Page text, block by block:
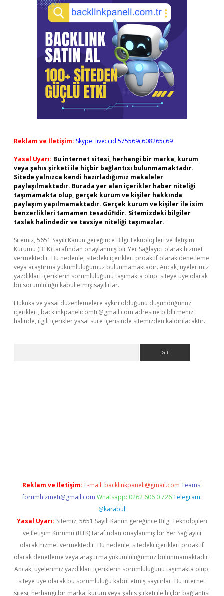
Reklam ve İletişim: Skype: live:.cid.575569c608265c69
Yasal Uyarı: Bu internet sitesi, herhangi bir marka, kurum
veya şahıs şirketi ile hiçbir bağlantısı bulunmamaktadır.
Sitede yalnızca kendi hazırladığımız makaleler
paylaşılmaktadır. Burada yer alan içerikler haber niteliği
taşımamakta olup, gerçek kurum ve kişiler hakkında
paylaşım yapılmamaktadır. Gerçek kurum ve kişiler ile isim
benzerlikleri tamamen tesadüfidir. Sitemizdeki bilgiler
taslak halindedir ve tavsiye niteliği taşımazlar.
Sitemiz, 5651 Sayılı Kanun gereğince Bilgi Teknolojileri ve İletişim
Kurumu (BTK) tarafından onaylanmış bir Yer Sağlayıcı olarak hizmet
vermektedir. Bu nedenle, sitedeki içerikleri proaktif olarak denetleme
veya araştırma yükümlülüğümüz bulunmamaktadır. Ancak, üyelerimiz
yazdıkları içeriklerin sorumluluğunu taşımakta olup, siteye üye olarak
bu sorumluluğu kabul etmiş sayılırlar.
Hukuka ve yasal düzenlemelere aykırı olduğunu düşündüğünüz
içerikleri, backlinkpanelicomtr@gmail.com adresine bildirmeniz
halinde, ilgili içerikler yasal süre içerisinde sitemizden kaldırılacaktır.
Reklam ve İletişim: E-mail: backlinkpaneli@gmail.com Teams:
forumhizmeti@gmail.com Whatsapp: 0262 606 0 726 Telegram:
@karabul
Yasal Uyarı: Sitemiz, 5651 Sayılı Kanun gereğince Bilgi Teknolojileri
ve İletişim Kurumu (BTK) tarafından onaylanmış bir Yer Sağlayıcı
olarak hizmet vermektedir. Bu nedenle, sitedeki içerikleri proaktif
olarak denetleme veya araştırma yükümlülüğümüz bulunmamaktadır.
Ancak, üyelerimiz yazdıkları içeriklerin sorumluluğunu taşımakta olup,
siteye üye olarak bu sorumluluğu kabul etmiş sayılırlar. Bu internet
sitesi, herhangi bir marka, kurum veya şahıs şirketi ile hiçbir bağlantısı